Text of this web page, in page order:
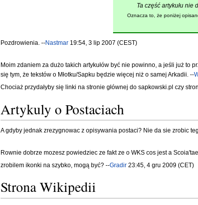
Ta część artykułu nie
Oznacza to, że poniżej
Pozdrowienia. --Nastmar 19:54, 3 lip 2007 (CEST)
Moim zdaniem za dużo takich artykułów być nie powinno, a jeśli już to
się tym, że tekstów o Młotku/Sapku będzie więcej niż o samej Arkadii. --
Chociaż przydałyby się linki na stronie głównej do sapkowski.pl czy
Artykuly o Postaciach
A gdyby jednak zrezygnowac z opisywania postaci? Nie da sie zrobic
Rownie dobrze mozesz powiedziec ze fakt ze o WKS cos jest a
zrobilem ikonki na szybko, mogą być? --Gradir 23:45, 4 gru 2009 (CET)
Strona Wikipedii